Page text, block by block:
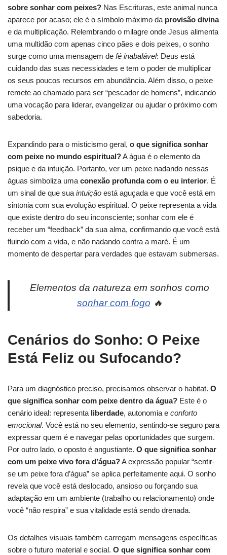
sobre sonhar com peixes? Nas Escrituras, este animal nunca
aparece por acaso; ele é o símbolo máximo da provisão divina
e da multiplicação. Relembrando o milagre onde Jesus alimenta
uma multidão com apenas cinco pães e dois peixes, o sonho
surge como uma mensagem de fé inabalável: Deus está
cuidando das suas necessidades e tem o poder de multiplicar
os seus poucos recursos em abundância. Além disso, o peixe
remete ao chamado para ser “pescador de homens”, indicando
uma vocação para liderar, evangelizar ou ajudar o próximo com
sabedoria.
Expandindo para o misticismo geral, o que significa sonhar
com peixe no mundo espiritual?A água é o elemento da
psique e da intuição. Portanto, ver um peixe nadando nessas
águas simboliza uma conexão profunda com o eu interior. É
um sinal de que sua intuição está aguçada e que você está em
sintonia com sua evolução espiritual. O peixe representa a vida
que existe dentro do seu inconsciente; sonhar com ele é
receber um “feedback” da sua alma, confirmando que você está
fluindo com a vida, e não nadando contra a maré. É um
momento de despertar para verdades que estavam submersas.
Elementos da natureza em sonhos como
sonhar com fogo 🔥
Cenários do Sonho: O Peixe
Está Feliz ou Sufocando?
Para um diagnóstico preciso, precisamos observar o habitat. O
que significa sonhar com peixe dentro da água? Este é o
cenário ideal: representa liberdade, autonomia e conforto
emocional. Você está no seu elemento, sentindo-se seguro para
expressar quem é e navegar pelas oportunidades que surgem.
Por outro lado, o oposto é angustiante. O que significa sonhar
com um peixe vivo fora d’água?A expressão popular “sentir-
se um peixe fora d’água” se aplica perfeitamente aqui. O sonho
revela que você está deslocado, ansioso ou forçando sua
adaptação em um ambiente (trabalho ou relacionamento) onde
você “não respira” e sua vitalidade está sendo drenada.
Os detalhes visuais também carregam mensagens específicas
sobre o futuro material e social. O que significa sonhar com